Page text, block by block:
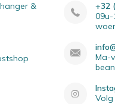
&
+32
Ma-